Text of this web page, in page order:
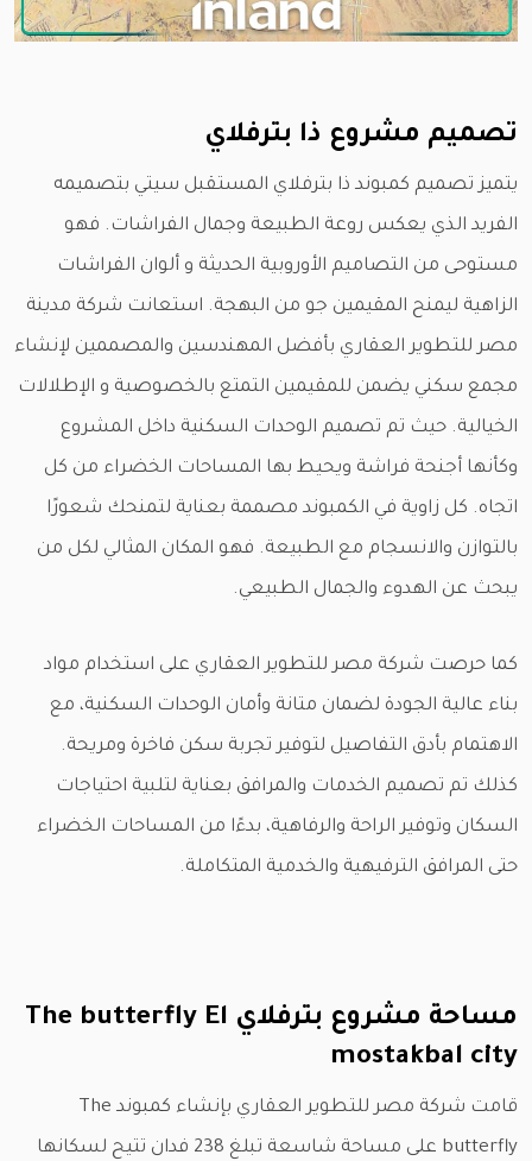
تصميم مشروع ذا بترفلاي
يتميز تصميم كمبوند ذا بترفلاي المستقبل سيتي بتصميمه
الفريد الذي يعكس روعة الطبيعة وجمال الفراشات. فهو
مستوحى من التصاميم الأوروبية الحديثة و ألوان الفراشات
الزاهية ليمنح المقيمين جو من البهجة. استعانت شركة مدينة
مصر للتطوير العقاري بأفضل المهندسين والمصممين لإنشاء
مجمع سكني يضمن للمقيمين التمتع بالخصوصية و الإطلالات
الخيالية. حيث تم تصميم الوحدات السكنية داخل المشروع
وكأنها أجنحة فراشة ويحيط بها المساحات الخضراء من كل
اتجاه. كل زاوية في الكمبوند مصممة بعناية لتمنحك شعورًا
بالتوازن والانسجام مع الطبيعة. فهو المكان المثالي لكل من
يبحث عن الهدوء والجمال الطبيعي.
كما حرصت شركة مصر للتطوير العقاري على استخدام مواد
بناء عالية الجودة لضمان متانة وأمان الوحدات السكنية، مع
الاهتمام بأدق التفاصيل لتوفير تجربة سكن فاخرة ومريحة.
كذلك تم تصميم الخدمات والمرافق بعناية لتلبية احتياجات
السكان وتوفير الراحة والرفاهية، بدءًا من المساحات الخضراء
حتى المرافق الترفيهية والخدمية المتكاملة.
مساحة مشروع بترفلاي The butterfly El
mostakbal city
قامت شركة مصر للتطوير العقاري بإنشاء كمبوند The
butterfly على مساحة شاسعة تبلغ 238 فدان تتيح لسكانها